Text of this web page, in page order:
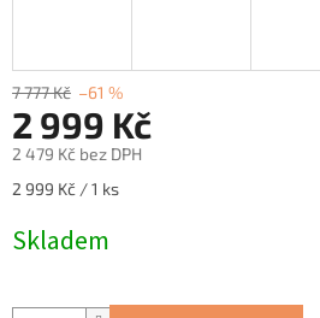
7 777 Kč –61 %
2 999 Kč
2 479 Kč bez DPH
Měrná
2 999 Kč / 1 ks
Skladem